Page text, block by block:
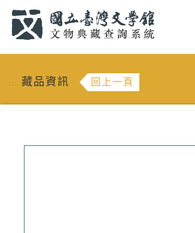
::: 藏品資訊 回上一頁